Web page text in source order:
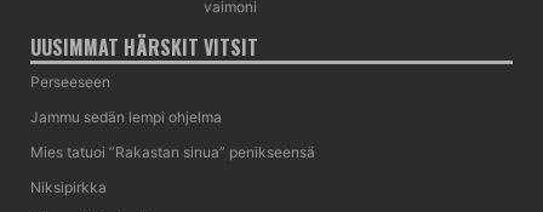
vaimoni
UUSIMMAT HÄRSKIT VITSIT
Perseeseen
Jammu sedän lempi ohjelma
Mies tatuoi ”Rakastan sinua” penikseensä
Niksipirkka